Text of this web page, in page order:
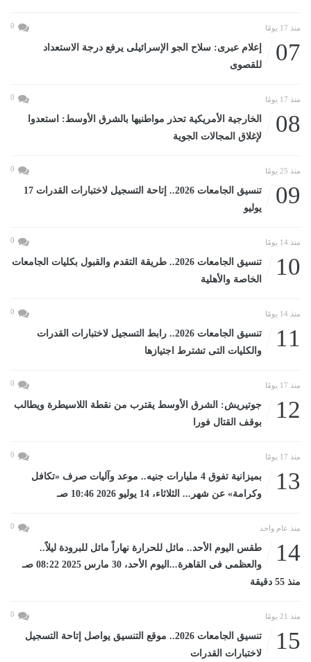
منذ 17 يومًا 0
07
إعلام عبرى: سلاح الجو الإسرائيلى يرفع درجة الاستعداد
للقصوى
منذ 17 يومًا 0
08
الخارجية الأمريكية تحذر مواطنيها بالشرق الأوسط: استعدوا
لإغلاق المجالات الجوية
منذ 25 يومًا 0
09
تنسيق الجامعات 2026.. إتاحة التسجيل لاختبارات القدرات 17
يوليو
منذ 14 يومًا 0
10
تنسيق الجامعات 2026.. طريقة التقدم والقبول بكليات الجامعات
الخاصة والأهلية
منذ 14 يومًا 0
11
تنسيق الجامعات 2026.. رابط التسجيل لاختبارات القدرات
والكليات التى تشترط اجتيازها
منذ 17 يومًا 0
12
جوتيريش: الشرق الأوسط يقترب من نقطة اللاسيطرة ويطالب
بوقف القتال فورا
منذ 17 يومًا 0
13
بميزانية تفوق 4 مليارات جنيه.. موعد وآليات صرف «تكافل
وكرامة» عن شهر... الثلاثاء، 14 يوليو 2026 10:46 صـ
منذ عام واحد 0
14
طقس اليوم الأحد.. مائل للحرارة نهاراً مائل للبرودة ليلاً..
والعظمى فى القاهرة...اليوم الأحد، 30 مارس 2025 08:22 صـ
منذ 55 دقيقة
منذ 21 يومًا 0
15
تنسيق الجامعات 2026.. موقع التنسيق يواصل إتاحة التسجيل
لاختبارات القدرات